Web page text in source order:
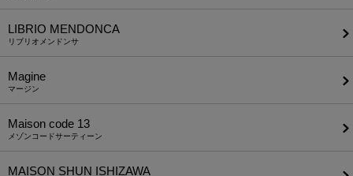
LIBRIO MENDONCA
リブリオメンドンサ
Magine
マージン
Maison code 13
メゾンコードサーティーン
MAISON SHUN ISHIZAWA